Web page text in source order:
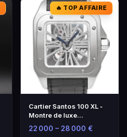
🔥 TOP AFFAIRE
Cartier Santos 100 XL -
Montre de luxe
emblématique
22 000 – 28 000 €